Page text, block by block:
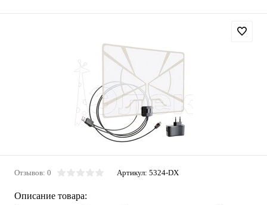
Отзывов: 0 Артикул: 5324-DX
Описание товара: